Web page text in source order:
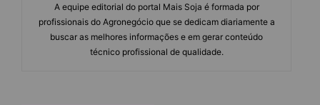
A equipe editorial do portal Mais Soja é formada por
profissionais do Agronegócio que se dedicam diariamente a
buscar as melhores informações e em gerar conteúdo
técnico profissional de qualidade.